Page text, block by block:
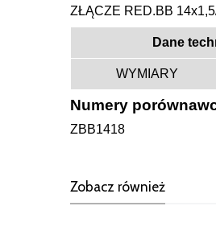
ZŁĄCZE RED.BB
Dane
WYMIARY
Numery
ZBB1418
Zobacz również